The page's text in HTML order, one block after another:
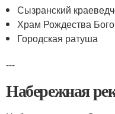
Сызранский
Храм Рождества
Городская ратуша
---
Набережная